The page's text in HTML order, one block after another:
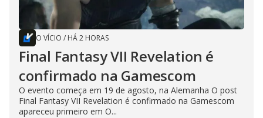
O VÍCIO / HÁ 2 HORAS
Final Fantasy VII Revelation é
confirmado na Gamescom
O evento começa em 19 de agosto, na Alemanha O post
Final Fantasy VII Revelation é confirmado na Gamescom
apareceu primeiro em O...